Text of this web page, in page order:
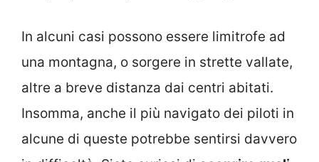
In alcuni casi possono essere limitrofe ad
una montagna, o sorgere in strette vallate,
altre a breve distanza dai centri abitati.
Insomma, anche il più navigato dei piloti in
alcune di queste potrebbe sentirsi davvero